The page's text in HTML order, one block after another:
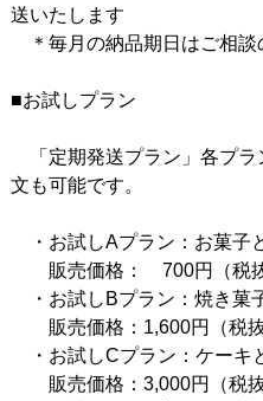
送いたします
＊毎月の納品期日はご相談
■お試しプラン
「定期発送プラン」各プラ
文も可能です。
・お試しAプラン：お菓
販売価格： 700円（税抜
・お試しBプラン：焼き
販売価格：1,600円（税抜
・お試しCプラン：ケーキ
販売価格：3,000円（税抜